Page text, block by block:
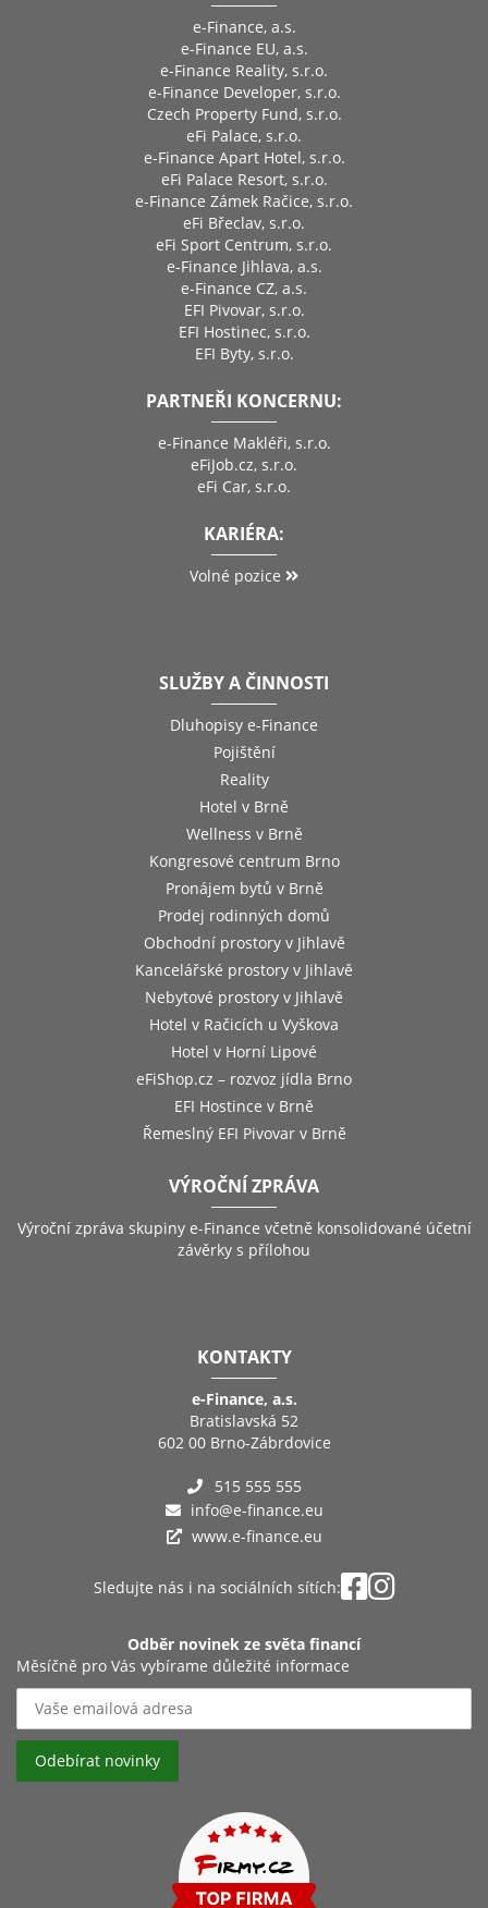
e-Finance, a.s.
e-Finance EU, a.s.
e-Finance Reality, s.r.o.
e-Finance Developer, s.r.o.
Czech Property Fund, s.r.o.
eFi Palace, s.r.o.
e-Finance Apart Hotel, s.r.o.
eFi Palace Resort, s.r.o.
e-Finance Zámek Račice, s.r.o.
eFi Břeclav, s.r.o.
eFi Sport Centrum, s.r.o.
e-Finance Jihlava, a.s.
e-Finance CZ, a.s.
EFI Pivovar, s.r.o.
EFI Hostinec, s.r.o.
EFI Byty, s.r.o.
PARTNEŘI KONCERNU:
e-Finance Makléři, s.r.o.
eFiJob.cz, s.r.o.
eFi Car, s.r.o.
KARIÉRA:
Volné pozice
SLUŽBY A ČINNOSTI
Dluhopisy e-Finance
Pojištění
Reality
Hotel v Brně
Wellness v Brně
Kongresové centrum Brno
Pronájem bytů v Brně
Prodej rodinných domů
Obchodní prostory v Jihlavě
Kancelářské prostory v Jihlavě
Nebytové prostory v Jihlavě
Hotel v Račicích u Vyškova
Hotel v Horní Lipové
eFiShop.cz – rozvoz jídla Brno
EFI Hostince v Brně
Řemeslný EFI Pivovar v Brně
VÝROČNÍ ZPRÁVA
Výroční zpráva skupiny e-Finance včetně konsolidované účetní
závěrky s přílohou
KONTAKTY
e-Finance, a.s.
Bratislavská 52
602 00 Brno-Zábrdovice
515 555 555
info@e-finance.eu
www.e-finance.eu
Sledujte nás i na sociálních sítích:
Odběr novinek ze světa financí
Měsíčně pro Vás vybírame důležité informace